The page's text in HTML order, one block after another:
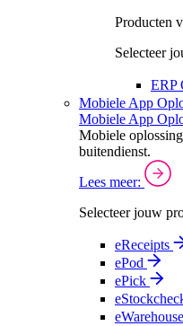
Producten
Selecteer
ERP
Mobiele App
Mobiele App
Mobiele
buitendienst.
Lees meer:
Selecteer jouw
eReceipts
ePod
ePick
eWarehouse